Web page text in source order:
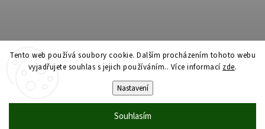
Tento web používá soubory cookie. Dalším procházením tohoto webu
vyjadřujete souhlas s jejich používáním.. Více informací zde.
Nastavení
Souhlasím
Professor Onyx. Všechna práva vyhrazena.